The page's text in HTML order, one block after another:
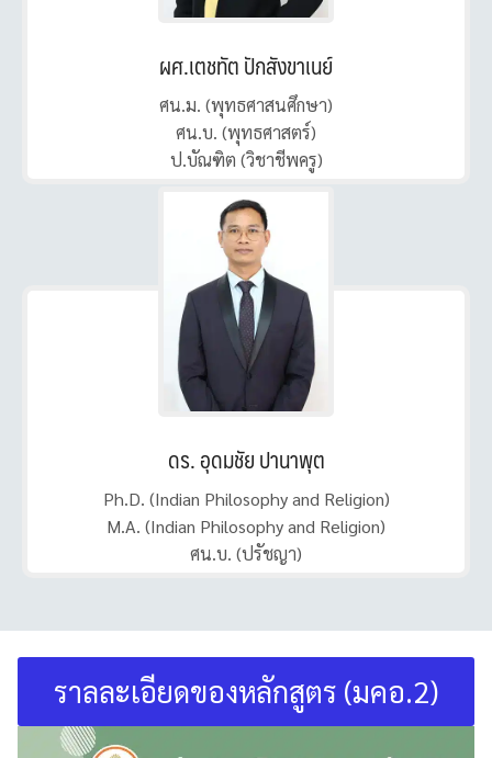
ผศ.เตชทัต ปักสังขาเนย์
ศน.ม. (พุทธศาสนศึกษา)
ศน.บ. (พุทธศาสตร์)
ป.บัณฑิต (วิชาชีพครู)
ดร. อุดมชัย ปานาพุต
Ph.D. (Indian Philosophy and Religion)
M.A. (Indian Philosophy and Religion)
ศน.บ. (ปรัชญา)
ราลละเอียดของหลักสูตร (มคอ.2)